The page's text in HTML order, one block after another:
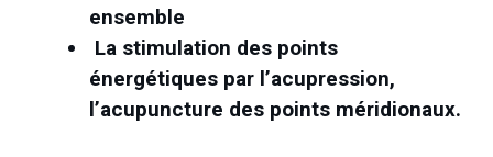
ensemble
La stimulation des points
énergétiques par l’acupression,
l’acupuncture des points méridionaux.